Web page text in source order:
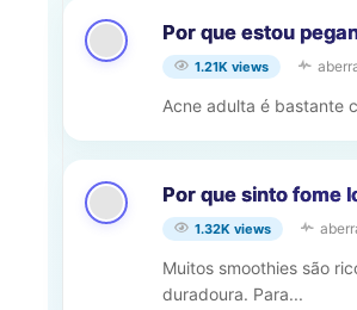
Por que estou
1.21K views
Acne adulta é bastante
Por que sinto fome
1.32K views
Muitos smoothies são
duradoura. Para...